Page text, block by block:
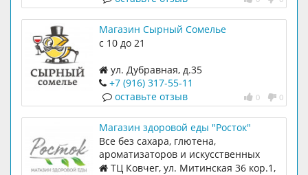
Магазин Сырный Сомелье
с 10 до 21
ул. Дубравная, д.35
+7 (916) 317-55-11
0 0
оставьте отзыв
Магазин здоровой еды "Росток"
Все без сахара, глютена,
ароматизаторов и искусственных
добавок
ТЦ Ковчег, ул. Митинская 36 кор.1,